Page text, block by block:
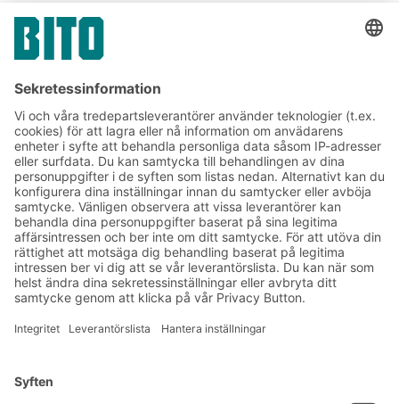
Övriga projekt som genomförts
av BITO
Prenumerera på vårt
nyhetsbrev:
Lager- och logistiknyheter
Exklusiva erbjudanden
Produktnyheter
Prenumerera på vårt
nyhetsbrev
Lösningar